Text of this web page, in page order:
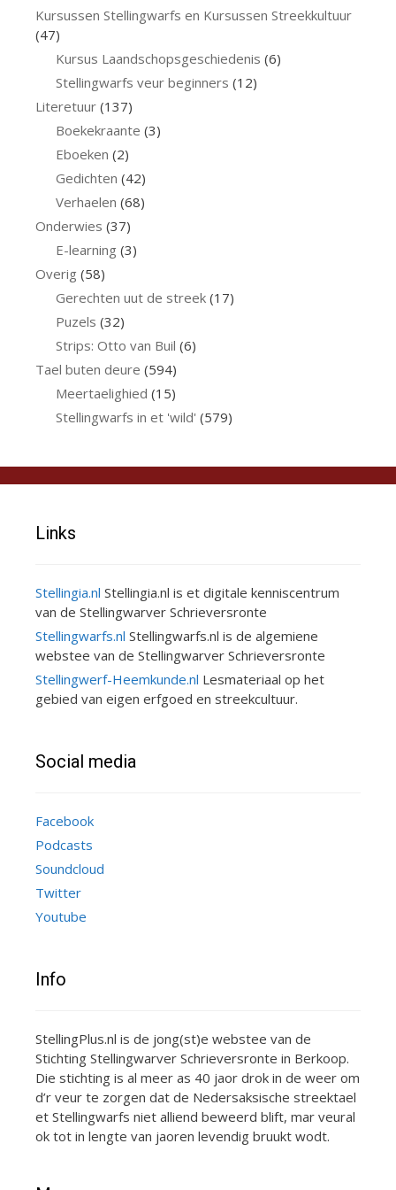
Kursussen Stellingwarfs en Kursussen Streekkultuur
(47)
Kursus Laandschopsgeschiedenis (6)
Stellingwarfs veur beginners (12)
Literetuur (137)
Boekekraante (3)
Eboeken (2)
Gedichten (42)
Verhaelen (68)
Onderwies (37)
E-learning (3)
Overig (58)
Gerechten uut de streek(17)
Puzels (32)
Strips: Otto van Buil (6)
Tael buten deure (594)
Meertaelighied (15)
Stellingwarfs in et 'wild' (579)
Links
Stellingia.nl Stellingia.nl is et digitale kenniscentrum
van de Stellingwarver Schrieversronte
Stellingwarfs.nl Stellingwarfs.nl is de algemiene
webstee van de Stellingwarver Schrieversronte
Stellingwerf-Heemkunde.nl Lesmateriaal op het
gebied van eigen erfgoed en streekcultuur.
Social media
Facebook
Podcasts
Soundcloud
Twitter
Youtube
Info
StellingPlus.nl is de jong(st)e webstee van de
Stichting Stellingwarver Schrieversronte in Berkoop.
Die stichting is al meer as 40 jaor drok in de weer om
d’r veur te zorgen dat de Nedersaksische streektael
et Stellingwarfs niet alliend beweerd blift, mar veural
ok tot in lengte van jaoren levendig bruukt wodt.